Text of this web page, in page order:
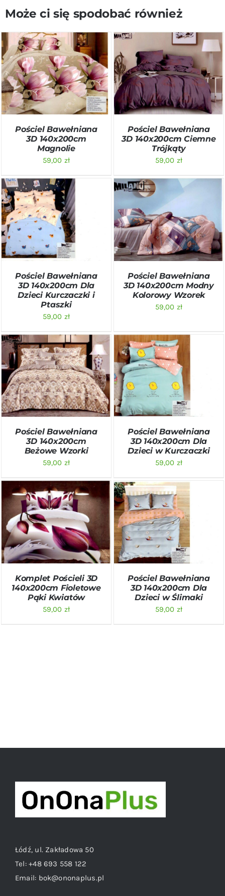
Może ci się spodobać również
DODAJ DO KOSZYKA
/
SZCZEGÓŁY
Pościel Bawełniana
3D 140x200cm
Magnolie
59,00 zł
DODAJ DO KOSZYKA
/
SZCZEGÓŁY
Pościel Bawełniana
3D 140x200cm Ciemne
Trójkąty
59,00 zł
DODAJ DO KOSZYKA
SZCZEGÓŁY
Pościel Bawełniana
3D 140x200cm Dla
Dzieci Kurczaczki i
Ptaszki
59,00 zł
DODAJ DO KOSZYKA
/
SZCZEGÓŁY
Pościel Bawełniana
3D 140x200cm Modny
Kolorowy Wzorek
59,00 zł
DODAJ DO KOSZYKA
/
SZCZEGÓŁY
Pościel Bawełniana
3D 140x200cm
Beżowe Wzorki
59,00 zł
DODAJ DO KOSZYKA
SZCZEGÓŁY
Pościel Bawełniana
3D 140x200cm Dla
Dzieci w Kurczaczki
59,00 zł
DODAJ DO KOSZYKA
/
SZCZEGÓŁY
Komplet Pościeli 3D
140x200cm Fioletowe
Pąki Kwiatów
59,00 zł
DODAJ DO KOSZYKA
SZCZEGÓŁY
Pościel Bawełniana
3D 140x200cm Dla
Dzieci w Ślimaki
59,00 zł
Łódź, ul. Zakładowa 50
Tel:+48 693 558 122
Email: bok@ononaplus.pl